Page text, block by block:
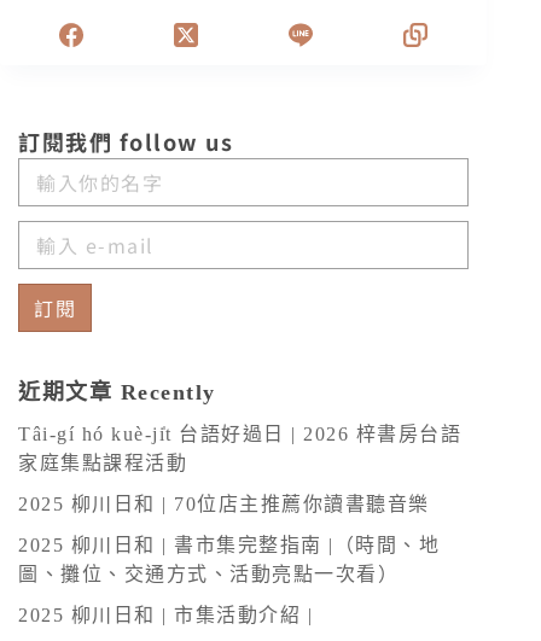
訂閱我們 follow us
訂閱
l
n
a
t
i
近期文章 Recently
Tâi-gí hó kuè-ji̍t 台語好過日 | 2026 梓書房台語
家庭集點課程活動
2025 柳川日和 | 70位店主推薦你讀書聽音樂
2025 柳川日和 | 書市集完整指南 |（時間、地
圖、攤位、交通方式、活動亮點一次看）
2025 柳川日和 | 市集活動介紹 |